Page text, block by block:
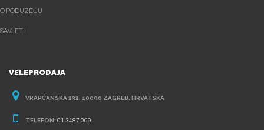
O PODUZEĆU
SAVJETI
VELEPRODAJA
VRAPĆANSKA 232, 10090 ZAGREB, HRVATSKA
TELEFON: 01 3487 009